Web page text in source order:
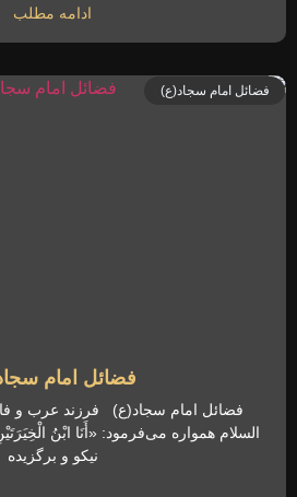
ادامه مطلب
فضائل امام سجاد(ع)
فضائل امام
فضائل امام سجاد(ع) فرزند عرب و
السلام همواره می‌فرمود: «أَنَا ابْنُ
نیکو و برگزیده